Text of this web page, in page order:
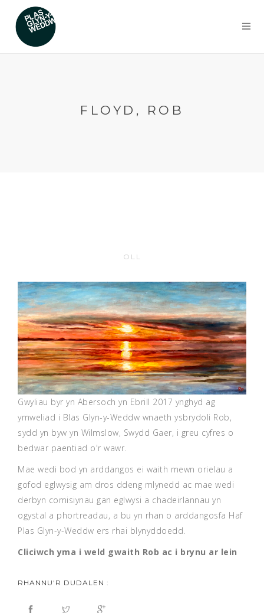
FLOYD, ROB
OLL
Gwyliau byr yn Abersoch yn Ebrill 2017 ynghyd ag
ymweliad i Blas Glyn-y-Weddw wnaeth ysbrydoli Rob,
sydd yn byw yn Wilmslow, Swydd Gaer, i greu cyfres o
bedwar paentiad o'r wawr.
Mae wedi bod yn arddangos ei waith mewn orielau a
gofod eglwysig am dros ddeng mlynedd ac mae wedi
derbyn comisiynau gan eglwysi a chadeirlannau yn
ogystal a phortreadau, a bu yn rhan o arddangosfa Haf
Plas Glyn-y-Weddw ers rhai blynyddoedd.
Cliciwchyma i weld gwaith Rob ac i brynu ar lein
RHANNU'R DUDALEN :